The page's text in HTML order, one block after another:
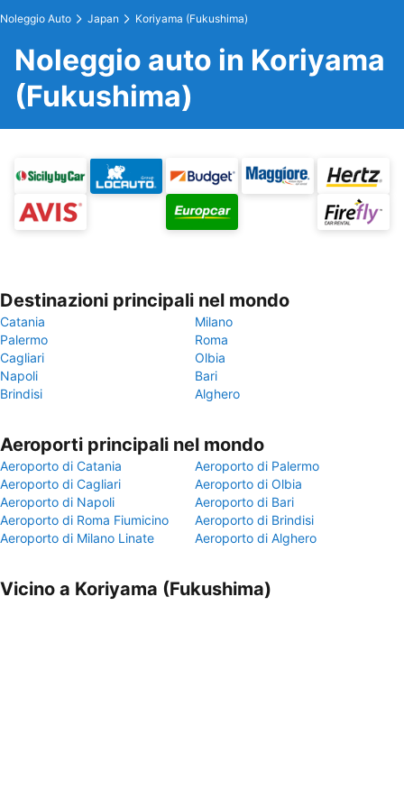
Noleggio Auto Japan Koriyama (Fukushima)
Noleggio auto in Koriyama
(Fukushima)
Destinazioni principali nel mondo
Catania
Milano
Palermo
Roma
Cagliari
Olbia
Napoli
Bari
Brindisi
Alghero
Aeroporti principali nel mondo
Aeroporto di Catania
Aeroporto di Palermo
Aeroporto di Cagliari
Aeroporto di Olbia
Aeroporto di Napoli
Aeroporto di Bari
Aeroporto di Roma Fiumicino
Aeroporto di Brindisi
Aeroporto di Milano Linate
Aeroporto di Alghero
Vicino a Koriyama (Fukushima)